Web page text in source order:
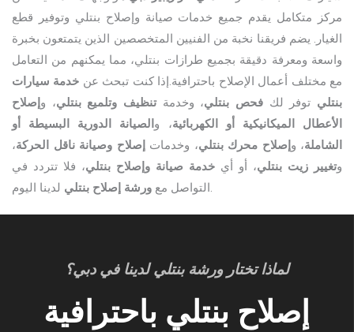
مركز متكامل يقدم جميع خدمات صيانة وإصلاح بنتلي وتوفير قطع
الغيار. يضم فريقنا نخبة من الفنيين المتخصصين الذين يتمتعون بخبرة
واسعة ومعرفة دقيقة بجميع طرازات بنتلي، مما يمكنهم من التعامل
مع مختلف أعمال الإصلاح باحترافية.إذا كنت تبحث عن خدمة سيارات
بنتلي توفر لك فحص بنتلي، وخدمةتنظيف وتلميع بنتلي، وإصلاح
الأعطال الميكانيكية أو الكهربائية، و الصيانة الدورية البسيطة أو
الشاملة، وإصلاح محرك بنتلي، وخدماتإصلاح وصيانة ناقل الحركة،
وتغيير زيت بنتلي، أو أي خدمة صيانة وإصلاح بنتلي، فلا تتردد في
التواصل مع ورشة إصلاح بنتلي لدينا اليوم.
لماذا تختار ورشة بنتلي لدينا في دبي؟
إصلاح بنتلي باحترافية